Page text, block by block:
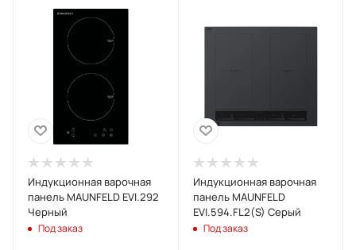
Индукционная варочная
панель MAUNFELD EVI.292
Черный
Под заказ
Индукционная варочная
панель MAUNFELD
EVI.594.FL2(S) Серый
Под заказ